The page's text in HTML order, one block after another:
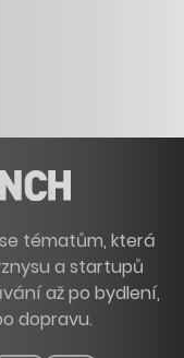
tématům, která
a startupů
až po bydlení,
dopravu.